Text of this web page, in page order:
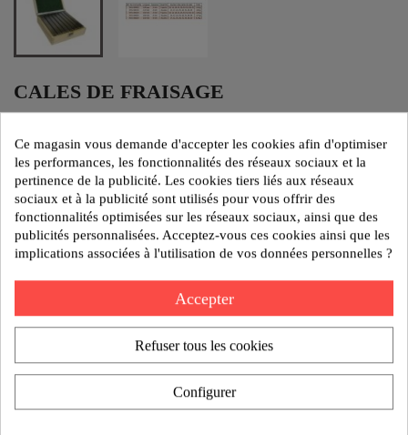
CALES DE FRAISAGE
S'utilisent pour ajuster la hauteur de serrage des pièces à usiner.
Modèle : CALE COFFRET 9 PAIRES 100 X 4
Poids:1.9 kg
AJOUTER AU DEVIS
Politique de sécurité
Nos produits sont garantis contre tout vice de fabrication
pendant 1 an.
Ce magasin vous demande d'accepter les cookies afin d'optimiser
les performances, les fonctionnalités des réseaux sociaux et la
pertinence de la publicité. Les cookies tiers liés aux réseaux
sociaux et à la publicité sont utilisés pour vous offrir des
fonctionnalités optimisées sur les réseaux sociaux, ainsi que des
publicités personnalisées. Acceptez-vous ces cookies ainsi que les
implications associées à l'utilisation de vos données personnelles ?
Accepter
Refuser tous les cookies
Configurer